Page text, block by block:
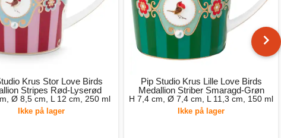
Krus Stor Love Birds
Stripes Rød-Lyserød
Ø 8,5 cm, L 12 cm, 250 ml
Ikke på lager
Pip Studio Krus Lille Love Birds
Medallion Striber Smaragd-Grøn
H 7,4 cm, Ø 7,4 cm, L 11,3 cm, 150 ml
Ikke på lager